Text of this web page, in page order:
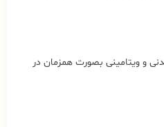
و ویتامینی بصورت همزمان در